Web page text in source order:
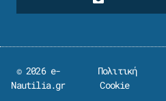
© 2026 e-
Nautilia.gr
Πολιτική
Cookie